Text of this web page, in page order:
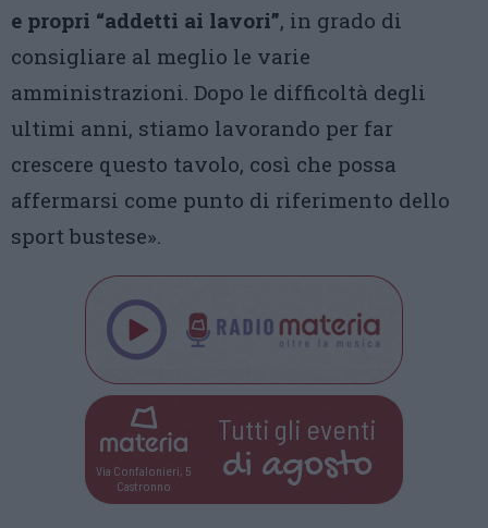
e propri “addetti ai lavori”, in grado di
consigliare al meglio le varie
amministrazioni. Dopo le difficoltà degli
ultimi anni, stiamo lavorando per far
crescere questo tavolo, così che possa
affermarsi come punto di riferimento dello
sport bustese».
Via Confalonieri, 5
Castronno
Tutti gli eventi
di agosto